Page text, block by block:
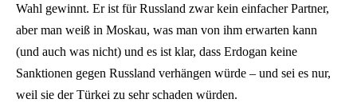
Wahl gewinnt. Er ist für Russland zwar kein einfacher Partner,
aber man weiß in Moskau, was man von ihm erwarten kann
(und auch was nicht) und es ist klar, dass Erdogan keine
Sanktionen gegen Russland verhängen würde – und sei es nur,
weil sie der Türkei zu sehr schaden würden.